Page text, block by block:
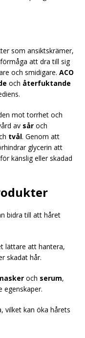
som ansiktskrämer,
att dra till sig
och smidigare. ACO
och återfuktande
mot torrhet och
av sår och
tvål. Genom att
glycerin att
känslig eller skadad
bidra till att håret
lättare att hantera,
skadat hår.
och serum,
egenskaper.
vilket kan öka hårets